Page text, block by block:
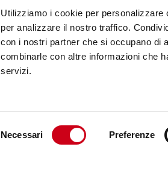
Utilizziamo i cookie per personalizzare
per analizzare il nostro traffico.
con i nostri partner che si occupano di
combinarle con altre informazioni che
servizi.
Necessari Preferenze
Sendung
Kundendienst